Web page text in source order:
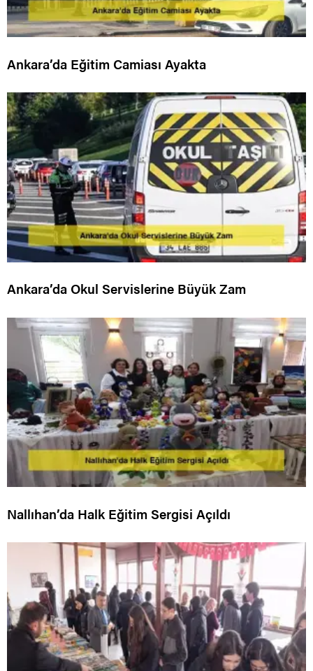
Ankara’da Eğitim Camiası Ayakta
Ankara’da Okul Servislerine Büyük Zam
Nallıhan’da Halk Eğitim Sergisi Açıldı